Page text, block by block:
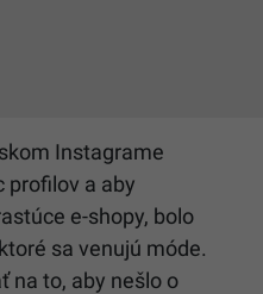
Instagrame
profilov a aby
e-shopy, bolo
sa venujú móde.
na to, aby nešlo o